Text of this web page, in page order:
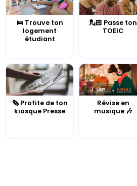
🛌 Trouve ton
logement
étudiant
💂🏻 Passe ton
TOEIC
🗞️ Profite de ton
kiosque Presse
Révise en
musique 🎶